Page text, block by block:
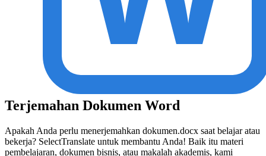
Terjemahan Dokumen Word
Apakah Anda perlu menerjemahkan dokumen.docx saat belajar atau
bekerja? SelectTranslate untuk membantu Anda! Baik itu materi
pembelajaran, dokumen bisnis, atau makalah akademis, kami